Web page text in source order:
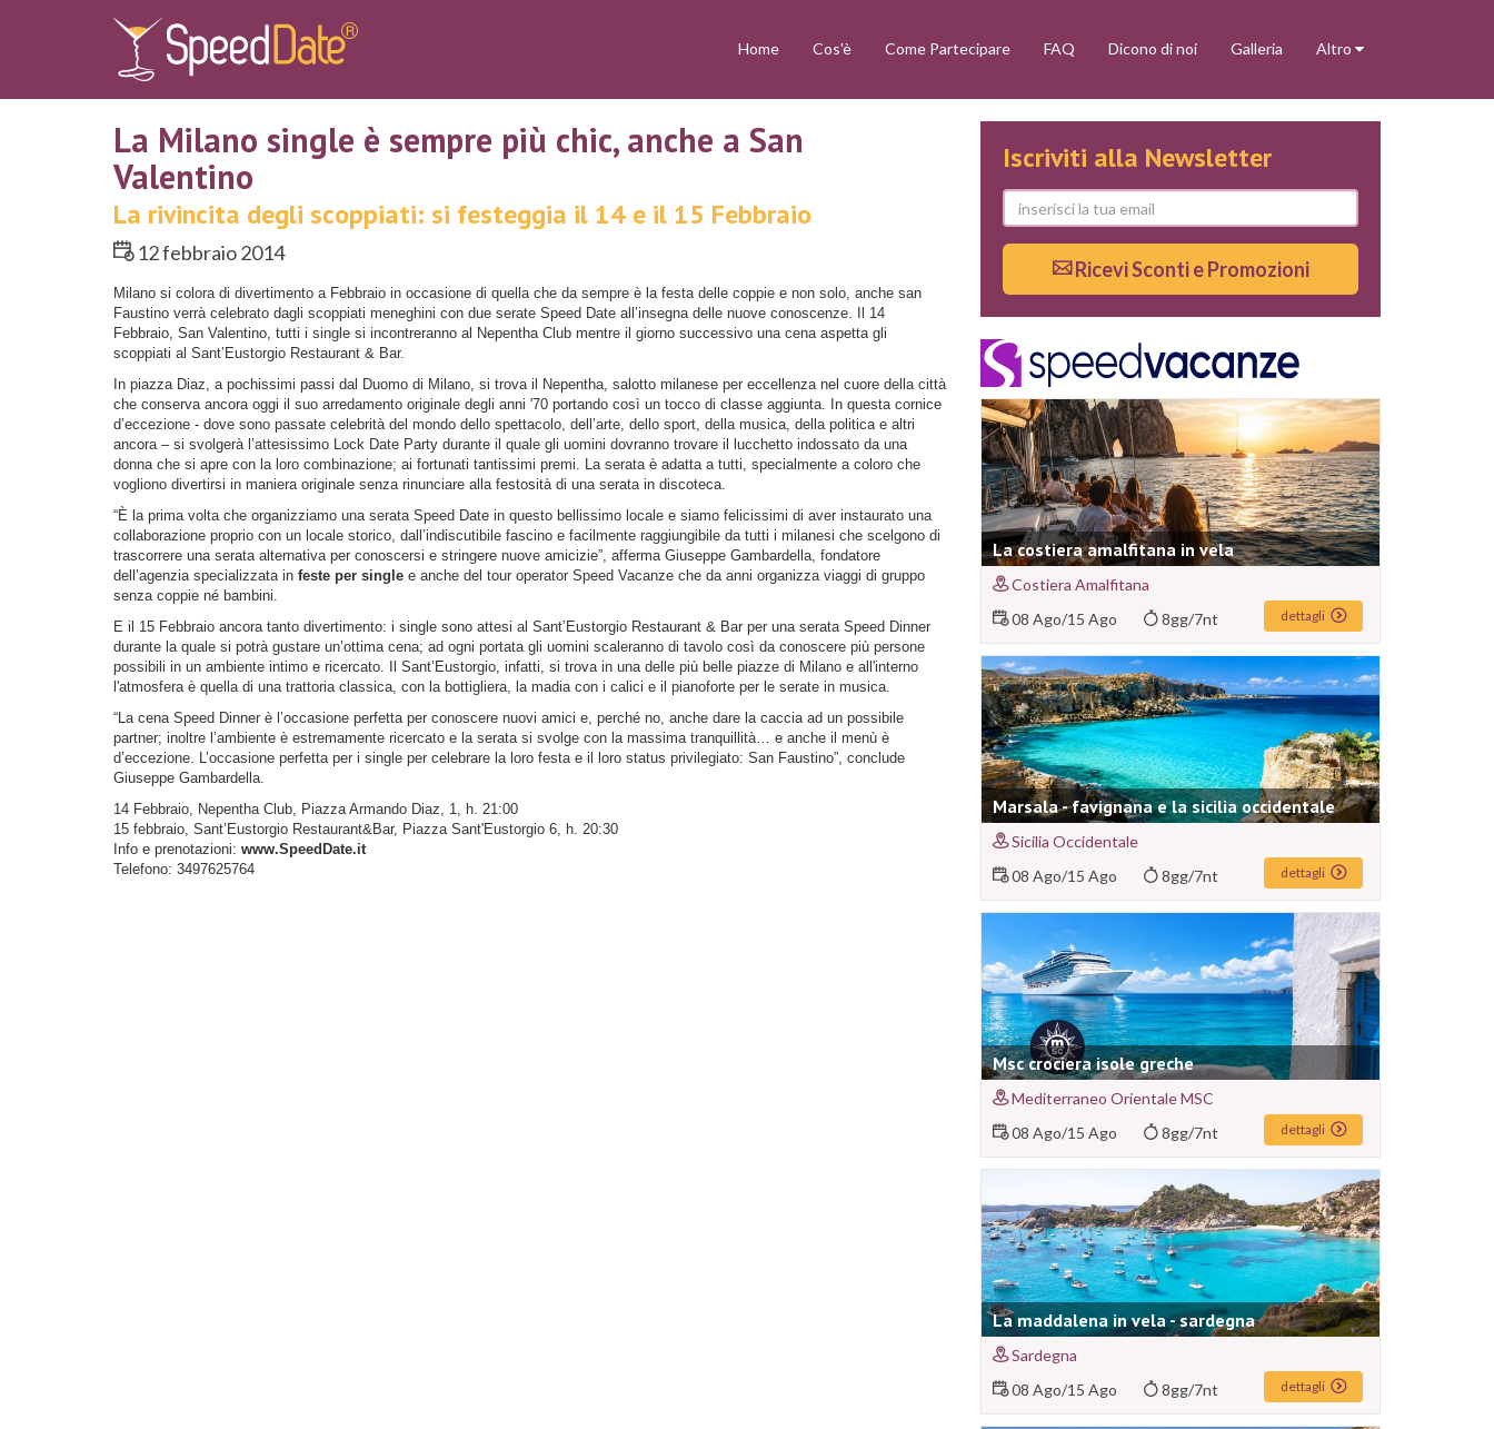
Home Cos'è Come Partecipare FAQ Dicono di noi Galleria Altro
La Milano single è sempre più chic, anche a San
Valentino
La rivincita degli scoppiati: si festeggia il 14 e il 15 Febbraio
12 febbraio 2014
Milano si colora di divertimento a Febbraio in occasione di quella che da sempre è la festa delle coppie e non solo, anche san
Faustino verrà celebrato dagli scoppiati meneghini con due serate Speed Date all’insegna delle nuove conoscenze. Il 14
Febbraio, San Valentino, tutti i single si incontreranno al Nepentha Club mentre il giorno successivo una cena aspetta gli
scoppiati al Sant’Eustorgio Restaurant & Bar.
In piazza Diaz, a pochissimi passi dal Duomo di Milano, si trova il Nepentha, salotto milanese per eccellenza nel cuore della città
che conserva ancora oggi il suo arredamento originale degli anni '70 portando così un tocco di classe aggiunta. In questa cornice
d’eccezione - dove sono passate celebrità del mondo dello spettacolo, dell’arte, dello sport, della musica, della politica e altri
ancora – si svolgerà l’attesissimo Lock Date Party durante il quale gli uomini dovranno trovare il lucchetto indossato da una
donna che si apre con la loro combinazione; ai fortunati tantissimi premi. La serata è adatta a tutti, specialmente a coloro che
vogliono divertirsi in maniera originale senza rinunciare alla festosità di una serata in discoteca.
“È la prima volta che organizziamo una serata Speed Date in questo bellissimo locale e siamo felicissimi di aver instaurato una
collaborazione proprio con un locale storico, dall’indiscutibile fascino e facilmente raggiungibile da tutti i milanesi che scelgono di
trascorrere una serata alternativa per conoscersi e stringere nuove amicizie”, afferma Giuseppe Gambardella, fondatore
dell’agenzia specializzata in feste per single e anche del tour operator Speed Vacanze che da anni organizza viaggi di gruppo
senza coppie né bambini.
E il 15 Febbraio ancora tanto divertimento: i single sono attesi al Sant’Eustorgio Restaurant & Bar per una serata Speed Dinner
durante la quale si potrà gustare un’ottima cena; ad ogni portata gli uomini scaleranno di tavolo così da conoscere più persone
possibili in un ambiente intimo e ricercato. Il Sant’Eustorgio, infatti, si trova in una delle più belle piazze di Milano e all'interno
l'atmosfera è quella di una trattoria classica, con la bottigliera, la madia con i calici e il pianoforte per le serate in musica.
“La cena Speed Dinner è l’occasione perfetta per conoscere nuovi amici e, perché no, anche dare la caccia ad un possibile
partner; inoltre l’ambiente è estremamente ricercato e la serata si svolge con la massima tranquillità… e anche il menù è
d’eccezione. L’occasione perfetta per i single per celebrare la loro festa e il loro status privilegiato: San Faustino”, conclude
Giuseppe Gambardella.
14 Febbraio, Nepentha Club, Piazza Armando Diaz, 1, h. 21:00
15 febbraio, Sant’Eustorgio Restaurant&Bar, Piazza Sant'Eustorgio 6, h. 20:30
Info e prenotazioni: www.SpeedDate.it
Telefono: 3497625764
Iscriviti alla Newsletter
Ricevi Sconti e Promozioni
La costiera amalfitana in vela
Costiera Amalfitana
08 Ago/15 Ago 8gg/7nt dettagli
Marsala - favignana e la sicilia occidentale
Sicilia Occidentale
08 Ago/15 Ago 8gg/7nt dettagli
Msc crociera isole greche
Mediterraneo Orientale MSC
08 Ago/15 Ago 8gg/7nt dettagli
La maddalena in vela - sardegna
Sardegna
08 Ago/15 Ago 8gg/7nt dettagli